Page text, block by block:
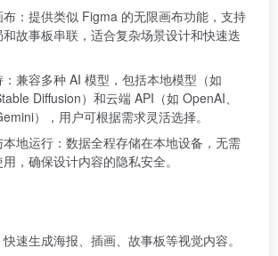
：提供类似 Figma 的无限画布功能，支持
故事板串联，适合复杂场景设计和快速迭
兼容多种 AI 模型，包括本地模型（如
Diffusion）和云端 API（如 OpenAI、
），用户可根据需求灵活选择。
地运行：数据全程存储在本地设备，无需
，确保设计内容的隐私安全。
速生成海报、插画、故事板等视觉内容。